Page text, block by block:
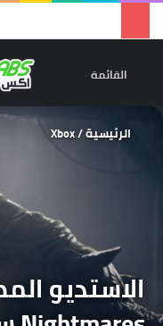
القائمة
الرئيسية/
Xbox